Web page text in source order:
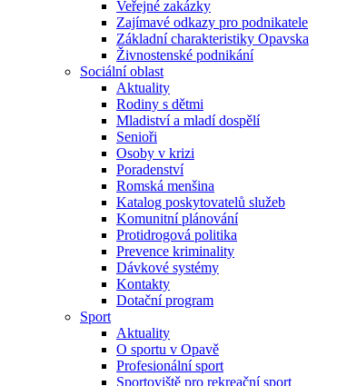
Veřejné zakázky
Zajímavé odkazy pro podnikatele
Základní charakteristiky Opavska
Živnostenské podnikání
Sociální oblast
Aktuality
Rodiny s dětmi
Mladiství a mladí dospělí
Senioři
Osoby v krizi
Poradenství
Romská menšina
Katalog poskytovatelů služeb
Komunitní plánování
Protidrogová politika
Prevence kriminality
Dávkové systémy
Kontakty
Dotační program
Sport
Aktuality
O sportu v Opavě
Profesionální sport
Sportoviště pro rekreační sport